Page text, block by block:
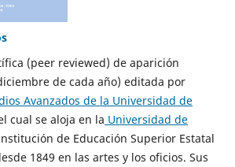
(peer reviewed) de aparición
de cada año) editada por
Avanzados de la Universidad de
cual se aloja en la Universidad de
de Educación Superior Estatal
1849 en las artes y los oficios. Sus